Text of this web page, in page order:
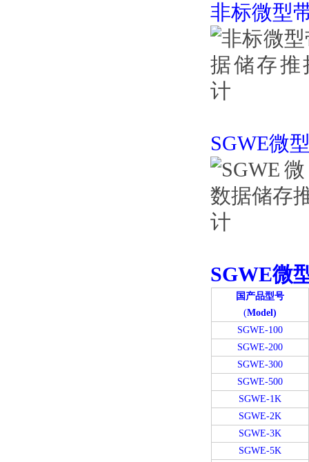
非标微型
SGWE微
SGWE微
国产品型号
(Model)
SGWE-100
SGWE-200
SGWE-300
SGWE-500
SGWE-1K
SGWE-2K
SGWE-3K
SGWE-5K